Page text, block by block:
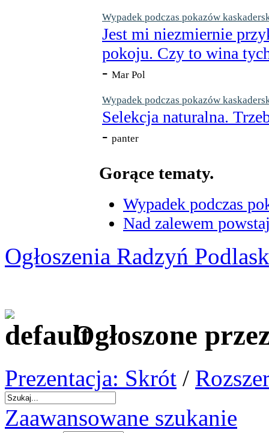
Wypadek podczas pokazów
Jest mi niezmiernie
pokoju. Czy to wina
- Mar Pol
Wypadek podczas pokazów
Selekcja naturalna.
- panter
Gorące tematy.
Wypadek podczas
Nad zalewem
Ogłoszenia Radzyń
Ogłoszone
Prezentacja: Skrót /
Zaawansowane szukanie